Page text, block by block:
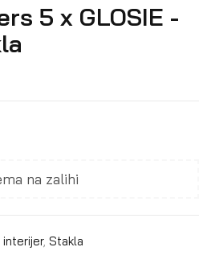
5 x GLOSIE -
na zalihi
interijer, Stakla